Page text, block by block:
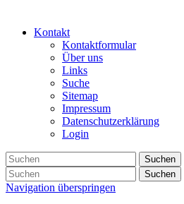
Kontakt
Kontaktformular
Über uns
Links
Suche
Sitemap
Impressum
Datenschutzerklärung
Login
Suchen
Suchen
Navigation überspringen